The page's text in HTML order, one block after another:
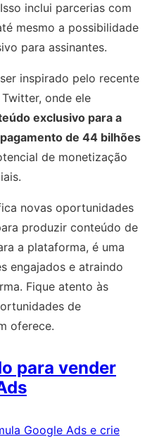
inclui parcerias com
mesmo a possibilidade
para assinantes.
inspirado pelo recente
onde ele
exclusivo para a
de 44 bilhões
de monetização
novas oportunidades
produzir conteúdo de
a plataforma, é uma
engajados e atraindo
Fique atento às
de
oferece.
para vender
Google Ads e crie